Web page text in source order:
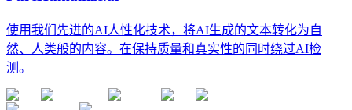
使用我们先进的AI人性化技术，将AI生成的文本转化为自
然、人类般的内容。在保持质量和真实性的同时绕过AI检
测。